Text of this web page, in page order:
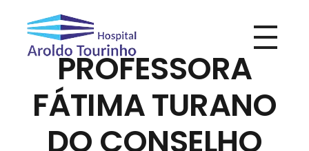
PROFESSORA
FÁTIMA TURANO
DO CONSELHO